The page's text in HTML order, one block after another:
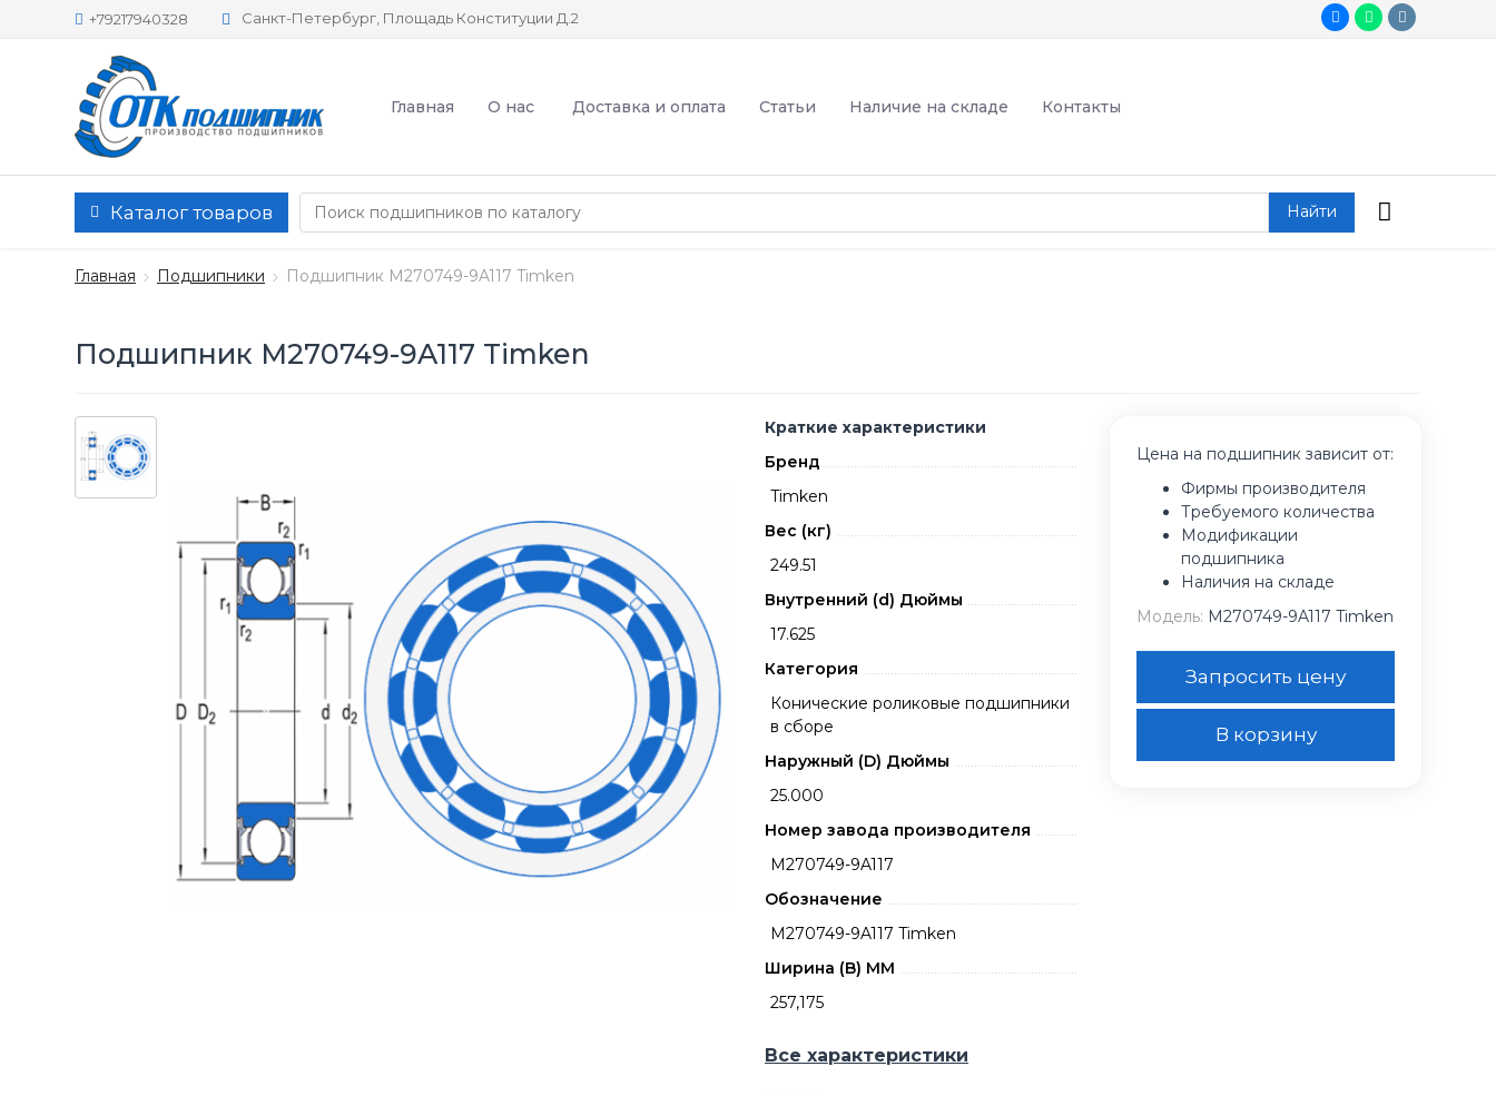
+79217940328 Санкт-Петербург, Площадь Конституции Д.2
Главная О нас Доставка и оплата Статьи Наличие на складе Контакты
Каталог товаров Найти
Главная Подшипники Подшипник M270749-9A117 Timken
Подшипник M270749-9A117 Timken
Краткие характеристики
Бренд
Timken
Вес (кг)
249.51
Внутренний (d) Дюймы
17.625
Категория
Конические роликовые подшипники
в сборе
Наружный (D) Дюймы
25.000
Номер завода производителя
M270749-9A117
Обозначение
M270749-9A117 Timken
Ширина (B) MM
257,175
Все характеристики
Цена на подшипник зависит от:
Фирмы производителя
Требуемого количества
Модификации
подшипника
Наличия на складе
Модель: M270749-9A117 Timken
Запросить цену
В корзину